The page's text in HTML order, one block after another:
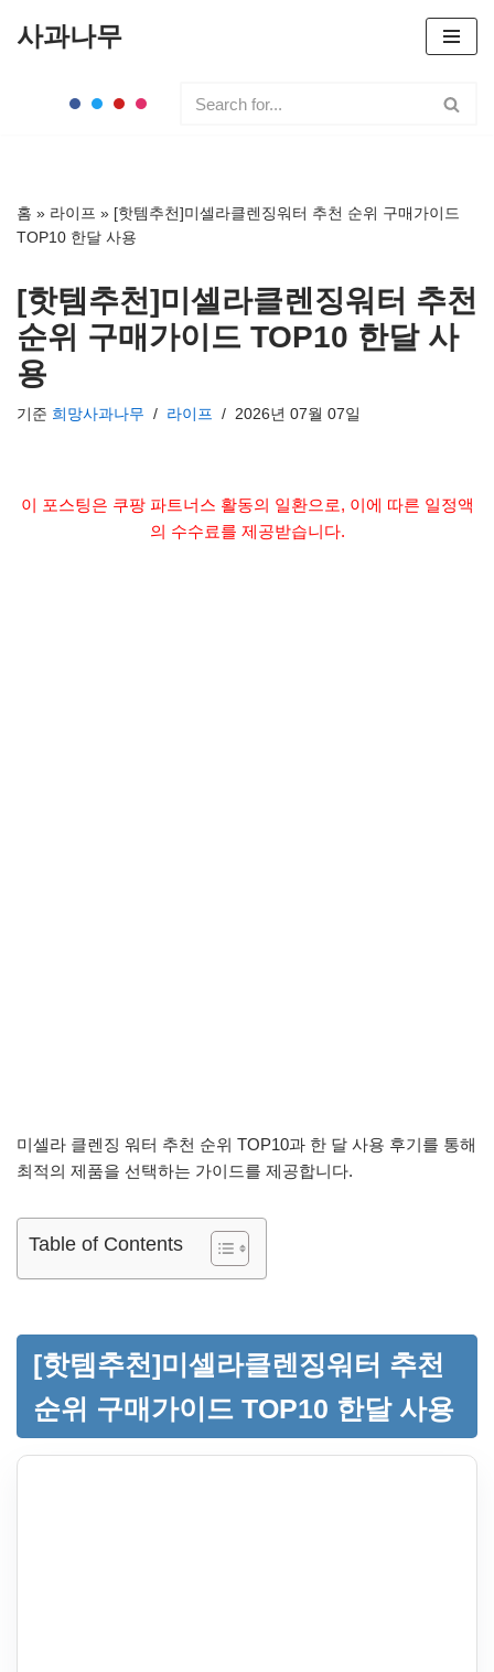
뛰
기
사과나무
홈 » 라이프 » [핫템추천]미셀라클렌징워터 추천 순위 구매가이드
TOP10 한달 사용
[핫템추천]미셀라클렌징워터 추천
순위 구매가이드 TOP10 한달 사
용
기준 희망사과나무 라이프 2026년 07월 07일
이 포스팅은 쿠팡 파트너스 활동의 일환으로, 이에 따른 일정액
의 수수료를 제공받습니다.
미셀라 클렌징 워터 추천 순위 TOP10과 한 달 사용 후기를 통해
최적의 제품을 선택하는 가이드를 제공합니다.
Table of Contents
[핫템추천]미셀라클렌징워터 추천
순위 구매가이드 TOP10 한달 사용